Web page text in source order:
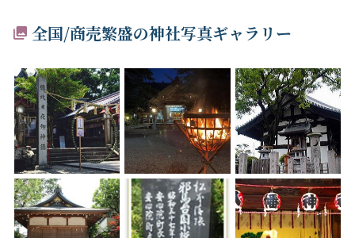
全国/商売繁盛の神社写真ギャラリー